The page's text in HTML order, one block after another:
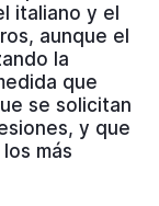
italiano y el
aunque el
la
que
se solicitan
y que
más